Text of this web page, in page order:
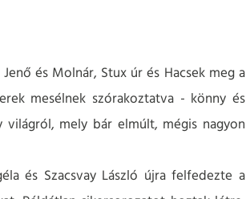
és Molnár, Stux úr és Hacsek meg a
mesélnek szórakoztatva - könny és
mely bár elmúlt, mégis nagyon
és Szacsvay László újra felfedezte a